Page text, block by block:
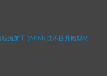
流加工 (AFM) 技术提升铝型材